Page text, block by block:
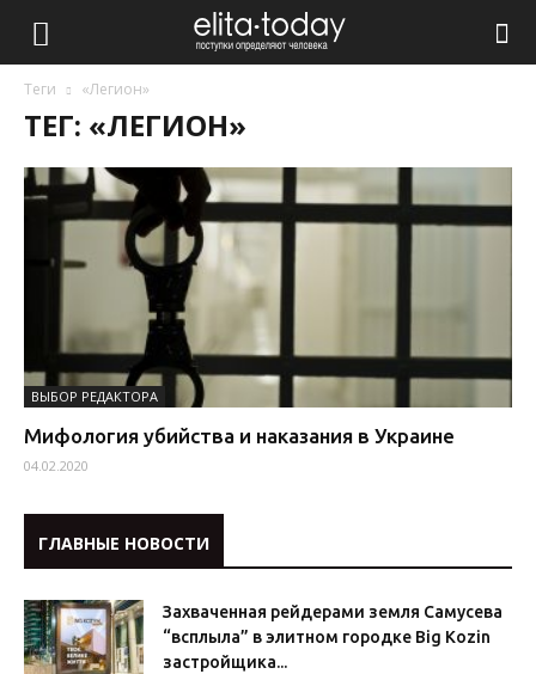
Теги «Легион»
ТЕГ: «ЛЕГИОН»
ВЫБОР РЕДАКТОРА
Мифология убийства и наказания в Украине
04.02.2020
ГЛАВНЫЕ НОВОСТИ
Захваченная рейдерами земля Самусева
“всплыла” в элитном городке Big Kozin
застройщика...